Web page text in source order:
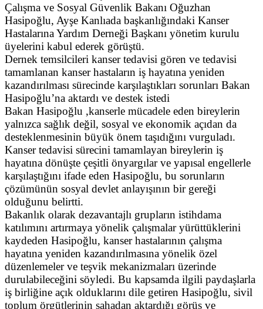
Çalışma ve Sosyal Güvenlik Bakanı Oğuzhan
Hasipoğlu, Ayşe Kanlıada başkanlığındaki Kanser
Hastalarına Yardım Derneği Başkanı yönetim kurulu
üyelerini kabul ederek görüştü.
Dernek temsilcileri kanser tedavisi gören ve tedavisi
tamamlanan kanser hastaların iş hayatına yeniden
kazandırılması sürecinde karşılaştıkları sorunları Bakan
Hasipoğlu’na aktardı ve destek istedi
Bakan Hasipoğlu ,kanserle mücadele eden bireylerin
yalnızca sağlık değil, sosyal ve ekonomik açıdan da
desteklenmesinin büyük önem taşıdığını vurguladı.
Kanser tedavisi sürecini tamamlayan bireylerin iş
hayatına dönüşte çeşitli önyargılar ve yapısal engellerle
karşılaştığını ifade eden Hasipoğlu, bu sorunların
çözümünün sosyal devlet anlayışının bir gereği
olduğunu belirtti.
Bakanlık olarak dezavantajlı grupların istihdama
katılımını artırmaya yönelik çalışmalar yürüttüklerini
kaydeden Hasipoğlu, kanser hastalarının çalışma
hayatına yeniden kazandırılmasına yönelik özel
düzenlemeler ve teşvik mekanizmaları üzerinde
durulabileceğini söyledi. Bu kapsamda ilgili paydaşlarla
iş birliğine açık olduklarını dile getiren Hasipoğlu, sivil
toplum örgütlerinin sahadan aktardığı görüş ve